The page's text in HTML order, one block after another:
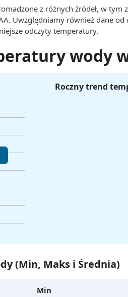
z różnych źródeł, w
Uwzględniamy również dane
odczyty temperatury.
wody
Roczny trend
(Min, Maks i Średnia)
Min